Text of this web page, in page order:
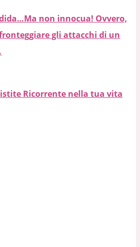
non innocua! Ovvero,
gli attacchi di un
Ricorrente nella tua vita